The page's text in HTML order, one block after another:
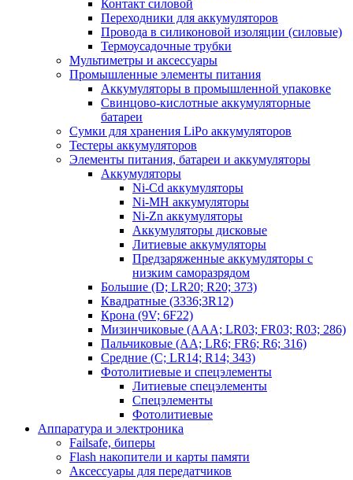
Контакт силовой
Переходники для аккумуляторов
Провода в силиконовой изоляции (силовые)
Термоусадочные трубки
Мультиметры и аксессуары
Промышленные элементы питания
Аккумуляторы в промышленной упаковке
Свинцово-кислотные аккумуляторные
батареи
Сумки для хранения LiPo аккумуляторов
Тестеры аккумуляторов
Элементы питания, батареи и аккумуляторы
Аккумуляторы
Ni-Cd аккумуляторы
Ni-MH аккумуляторы
Ni-Zn аккумуляторы
Аккумуляторы дисковые
Литиевые аккумуляторы
Предзаряженные аккумуляторы с
низким саморазрядом
Большие (D; LR20; R20; 373)
Квадратные (3336;3R12)
Крона (9V; 6F22)
Мизинчиковые (AAA; LR03; FR03; R03; 286)
Пальчиковые (AA; LR6; FR6; R6; 316)
Средние (C; LR14; R14; 343)
Фотолитиевые и спецэлементы
Литиевые спецэлементы
Спецэлементы
Фотолитиевые
Аппаратура и электроника
Failsafe, биперы
Flash накопители и карты памяти
Аксессуары для передатчиков